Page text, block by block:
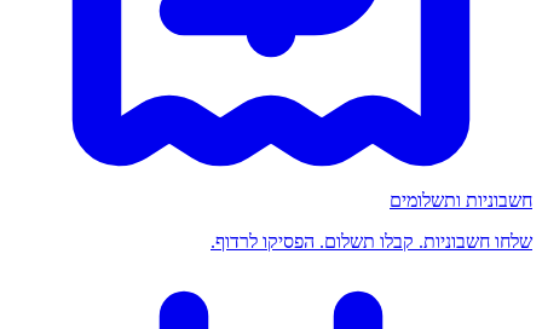
חשבוניות ותשלומים
שלחו חשבוניות. קבלו תשלום. הפסיקו לרדוף.